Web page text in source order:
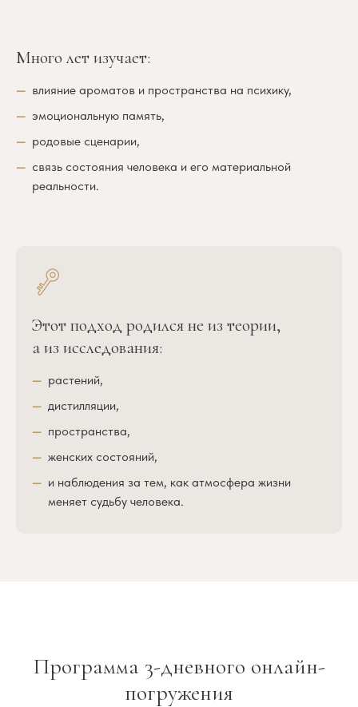
Много лет изучает:
влияние ароматов и пространства на психику,
эмоциональную память,
родовые сценарии,
связь состояния человека и его материальной
реальности.
Этот подход родился не из теории,
а из исследования:
растений,
дистилляции,
пространства,
женских состояний,
и наблюдения за тем, как атмосфера жизни
меняет судьбу человека.
Программа 3-дневного онлайн-
погружения